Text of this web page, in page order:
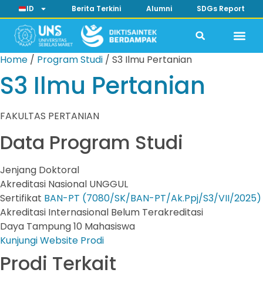
ID Berita Terkini Alumni SDGs Report
Home / Program Studi / S3 Ilmu Pertanian
S3 Ilmu Pertanian
FAKULTAS PERTANIAN
Data Program Studi
Jenjang Doktoral
Akreditasi Nasional UNGGUL
Sertifikat BAN-PT (7080/SK/BAN-PT/Ak.Ppj/S3/VII/2025)
Akreditasi Internasional Belum Terakreditasi
Daya Tampung10 Mahasiswa
Kunjungi Website Prodi
Prodi Terkait